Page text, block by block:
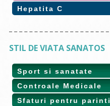
Hepatita C
STIL DE VIATA SANATOS
Sport si sanatate
Controale Medicale
Sfaturi pentru parinti